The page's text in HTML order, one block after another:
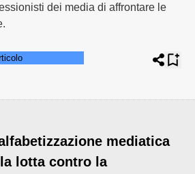
dei media di affrontare le
mediatica
lotta contro la